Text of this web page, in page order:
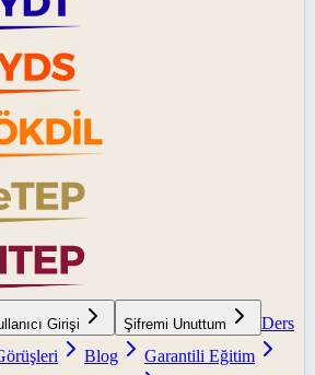
Girişi Şifremi Unuttum
Ders
Blog
Garantili Eğitim